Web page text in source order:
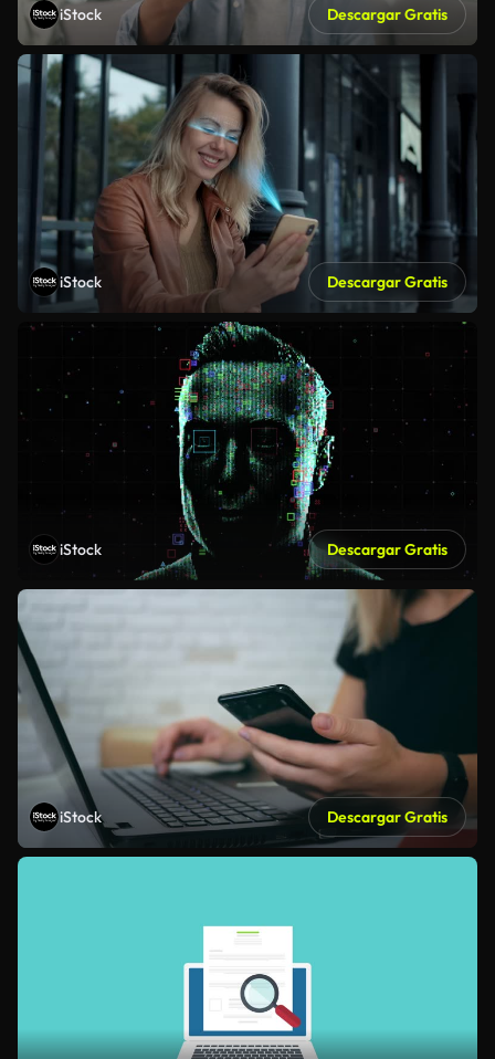
iStock Descargar Gratis
iStock Descargar Gratis
iStock Descargar Gratis
iStock Descargar Gratis